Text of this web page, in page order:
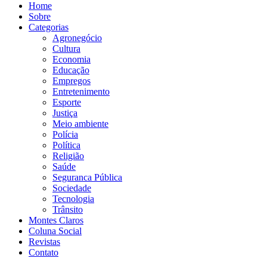
Home
Sobre
Categorias
Agronegócio
Cultura
Economia
Educação
Empregos
Entretenimento
Esporte
Justiça
Meio ambiente
Polícia
Política
Religião
Saúde
Seguranca Pública
Sociedade
Tecnologia
Trânsito
Montes Claros
Coluna Social
Revistas
Contato